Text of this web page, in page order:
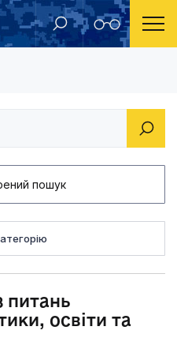
Постійна комісія з питань
пошук
питань
освіти та